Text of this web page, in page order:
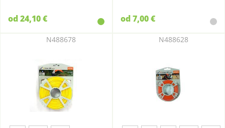
od 24,10 € od 7,00 €
N488678 N488628